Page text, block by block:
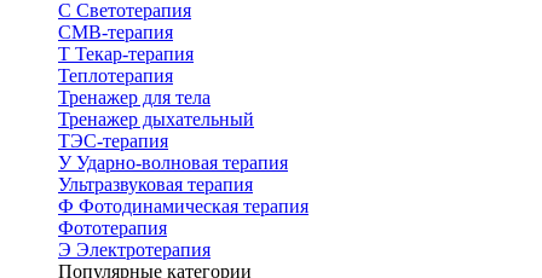
С Светотерапия
СМВ-терапия
Т Текар-терапия
Теплотерапия
Тренажер для тела
Тренажер дыхательный
ТЭС-терапия
УУдарно-волновая терапия
Ультразвуковая терапия
Ф Фотодинамическая терапия
Фототерапия
Э Электротерапия
Популярные категории